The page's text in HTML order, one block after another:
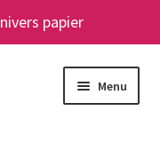
papier
Menu